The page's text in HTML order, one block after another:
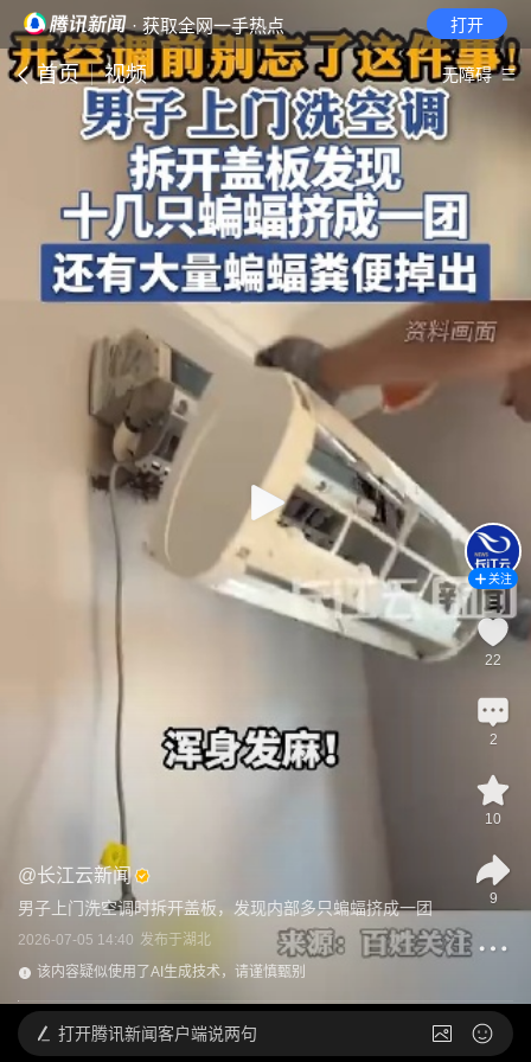
· 获取全网一手热点 打开
首页 视频 无障碍
@长江云新闻
男子上门洗空调时拆开盖板，发现内部多只蝙蝠挤成一团
2026-07-05 14:40 发布于湖北
该内容疑似使用了AI生成技术，请谨慎甄别
关注
22
2
10
9
打开腾讯新闻客户端说两句